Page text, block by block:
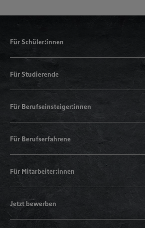
Für Schüler:innen
Für Studierende
Für Berufseinsteiger:innen
Für Berufserfahrene
Für Mitarbeiter:innen
Jetzt bewerben